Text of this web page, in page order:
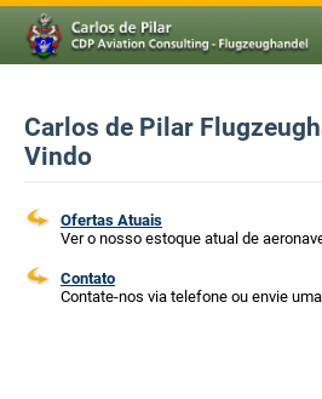
Carlos de Pilar
Vindo
Ofertas Atuais
Ver o nosso estoque atual de
Contato
Contate-nos via telefone ou envie